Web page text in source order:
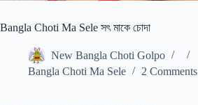
Bangla Choti Ma Sele সৎ মাকে চোদা
New Bangla Choti Golpo
Bangla Choti Ma Sele
2 Comments